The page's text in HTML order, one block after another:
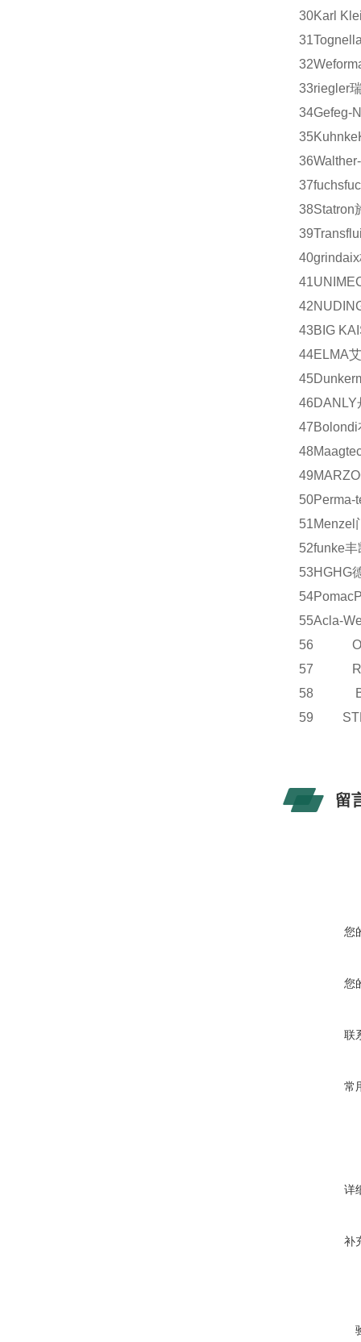
30Karl
31
32
33riegler
34Gefeg-
35Kuhnke
36
37fuchs
38Statron
39
40grindaix
41
42
43BIG
44ELMA
45
46DANLY
47Bolondi
48
49
50Perma-
51Menzel
52funke丰
53HGHG
54Pomac
55Acla-
56
57
58
59
留
您
您
联
常
详
补